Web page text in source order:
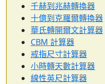
千赫到兆赫轉換器
十億到克羅爾轉換器
華氏轉開爾文計算器
CBM 計算器
戒指尺寸計算器
小時轉天數計算器
線性英尺計算器